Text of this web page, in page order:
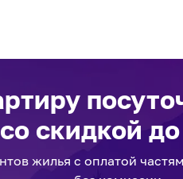
со скидкой до
жилья с оплатой